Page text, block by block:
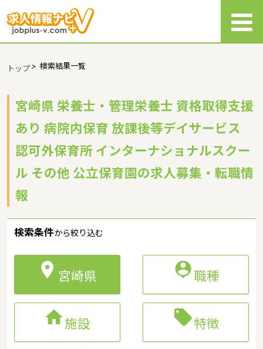
トップ> 検索結果一覧
宮崎県 栄養士・管理栄養士 資格取得支援
あり 病院内保育 放課後等デイサービス
認可外保育所 インターナショナルスクー
ル その他 公立保育園の求人募集・転職情
報
検索条件から絞り込む
 宮崎県 職種
施設 特徴